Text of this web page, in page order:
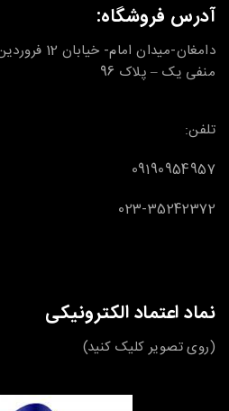
آدرس فروشگاه:
دامغان-
منفی یک – پلاک 96
تلفن:
09190954957
023-35242372
نماد اعتماد الکترونیکی
(روی تصویر کلیک کنید)